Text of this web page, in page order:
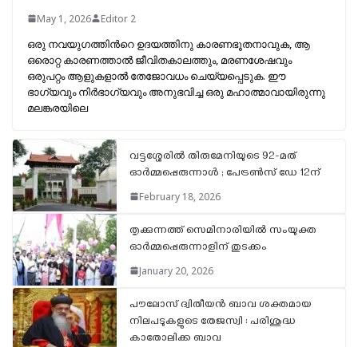
May 1, 2026 Editor 2
ഒരു നവയുഗത്തിന്‍റെ ഉദയത്തിനു കാരണഭൂതനാവുക, ആ
ഒരൊറ്റ കാരണത്താല്‍ ജീവിതകാലത്തും, മരണശേഷവും
ഒരുപറ്റം ആളുകളാല്‍ തേജോവധം ചെയ്യപ്പെടുക. ഈ
ഭാഗ്യവും നിര്‍ഭാഗ്യവും അനുഭവിച്ച ഒരു മഹാത്മാവായിരുന്നു
മലങ്കരയിലെ
വട്ടശ്ശേരിൽ തിരുമേനിയുടെ 92-മത്
ഓർമ്മപ്പെരുന്നാൾ ; പേട്രൺസ് ഡേ 12ന്
February 18, 2026
തൃക്കുന്നത്ത് സെമിനാരിയിൽ സംയുക്ത
ഓർമ്മപ്പെരുന്നാളിന് തുടക്കം
January 20, 2026
പൗലോസ് ദ്വിതീയൻ ബാവ ശക്തമായ
നിലപടുകളുടെ തേജസ്വി : പരിശുദ്ധ
കാതോലിക്ക ബാവ